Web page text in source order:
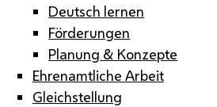
Deutsch lernen
Förderungen
Planung & Konzepte
Ehrenamtliche Arbeit
Gleichstellung